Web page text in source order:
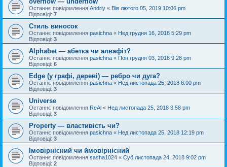
Останнє повідомлення Andriy « Вів лютого 05, 2019 10:06 pm
Відповіді: 7
Стиль виносок
Останнє повідомлення pasichna « Нед грудня 16, 2018 5:29 pm
Відповіді: 3
Alphabet — абетка чи алвафіт?
Останнє повідомлення pasichna « Пон грудня 03, 2018 9:28 pm
Відповіді: 6
Edge (у графі, дереві) — ребро чи дуга?
Останнє повідомлення pasichna « Нед листопада 25, 2018 6:00 pm
Відповіді: 3
Universe
Останнє повідомлення ReAl « Нед листопада 25, 2018 3:58 pm
Відповіді: 3
Property — властивість чи?
Останнє повідомлення pasichna « Нед листопада 25, 2018 12:19 pm
Відповіді: 3
Імовірнісний чи ймовірнісний
Останнє повідомлення sasha1024 « Суб листопада 24, 2018 9:02 pm
Відповіді: 2